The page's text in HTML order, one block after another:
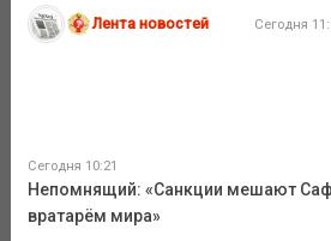
Лента новостей Сегодня
Сегодня 10:21
Непомнящий: «Санкции мешают
вратарём мира»